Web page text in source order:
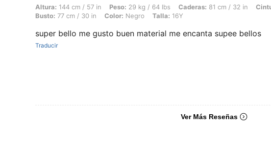
Altura: 144 cm / 57 in, Peso: 29 kg / 64 lbs, Caderas: 81 cm / 32 in, Cintura: 62 cm / 24
Altura: 144 cm / 57 in Peso: 29 kg / 64 lbs Caderas: 81 cm / 32 in
Busto: 77 cm / 30 in Color: Negro Talla: 16Y
super bello me gusto buen material me encanta supee bellos
Traducir
Ver Más Reseñas